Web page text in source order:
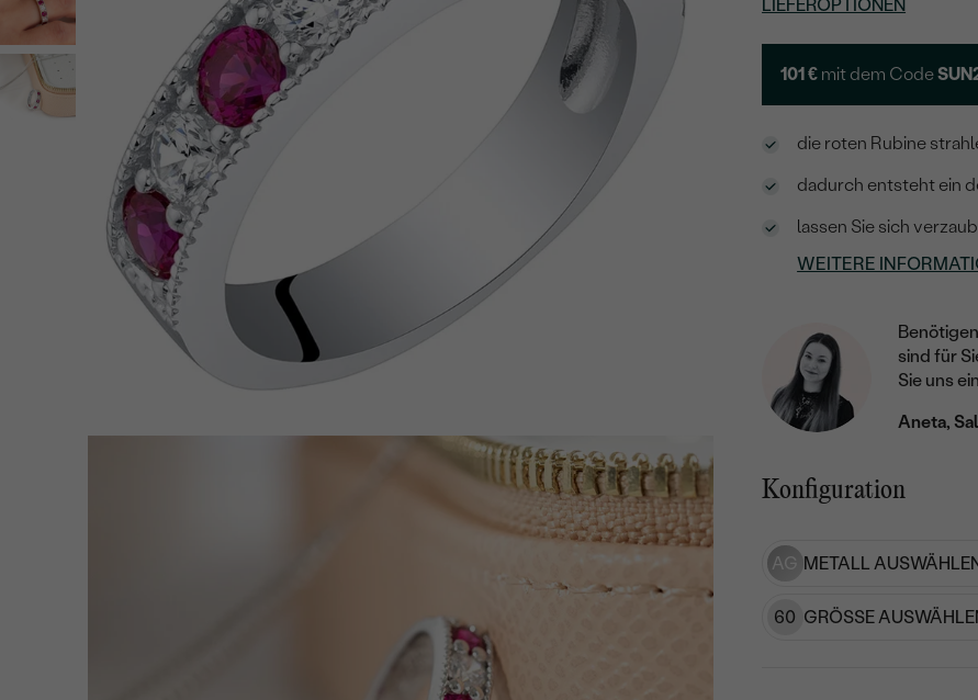
LIEFEROPTIONEN
101 € mit dem Code
die roten Rubine
dadurch entsteht ein
lassen Sie sich
WEITERE
sind für
Sie uns
Aneta,
Konfiguration
AG METALL
60 GRÖSSE